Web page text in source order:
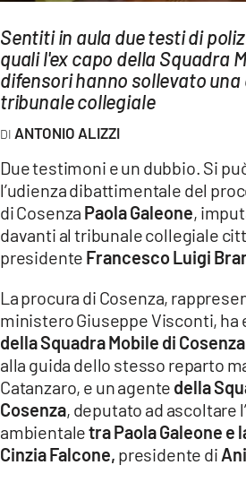
LaC
Network
LACPLAY.IT
LACTV.IT
LACONAIR.IT
LACITYMAG.IT
ILREGGINO.IT
COSENZACHANNEL.IT
ILVIBONESE.IT
CATANZAROCHANNEL.IT
LACAPITALENEWS.IT
App
ANDROID
APPLE
Sentiti in aula due testi di
quali l'ex capo della Squadra
difensori hanno sollevato una
tribunale collegiale
ANTONIO ALIZZI
Due testimoni e un dubbio. Si
l’udienza dibattimentale del
di Cosenza Paola Galeone,
davanti al tribunale collegiale
presidente Francesco Luigi
La procura di Cosenza,
ministero Giuseppe Visconti, ha
della Squadra Mobile di
alla guida dello stesso reparto
Catanzaro, e un agente della
Cosenza, deputato ad ascoltare
ambientaletra Paola Galeone e
Cinzia Falcone, presidente di